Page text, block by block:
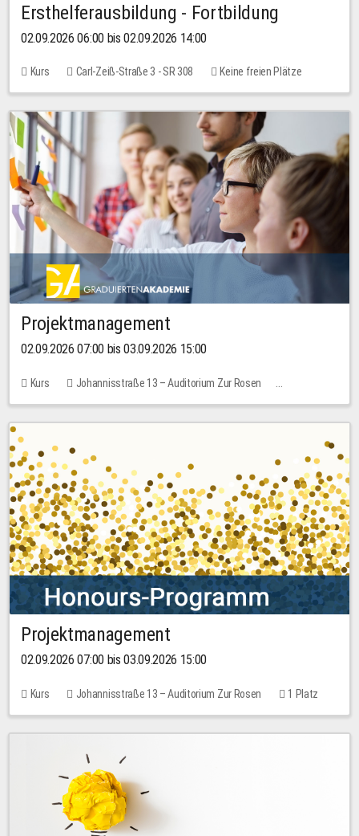
Ersthelferausbildung - Fortbildung
02.09.2026 06:00 bis 02.09.2026 14:00
Kurs Carl-Zeiß-Straße 3 - SR 308 Keine freien Plätze
Projektmanagement
02.09.2026 07:00 bis 03.09.2026 15:00
Kurs
Johannisstraße 13 – Auditorium Zur Rosen
Keine freien Plätze
30,00 EUR
Projektmanagement
02.09.2026 07:00 bis 03.09.2026 15:00
Kurs Johannisstraße 13 – Auditorium Zur Rosen 1 Platz